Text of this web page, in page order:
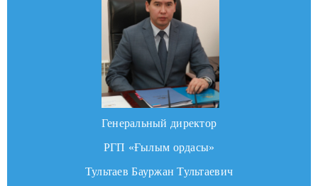
Генеральный директор
РГП «Ғылым ордасы»
Тультаев Бауржан Тультаевич